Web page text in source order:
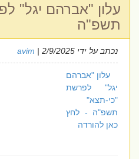
עלון "אברהם יגל"
תשפ"ה
נכתב על ידי avim| 2/9/2025
עלון "אברהם
יגל" לפרשת
"כי-תצא"
תשפ"ה - לחץ
כאן להורדה